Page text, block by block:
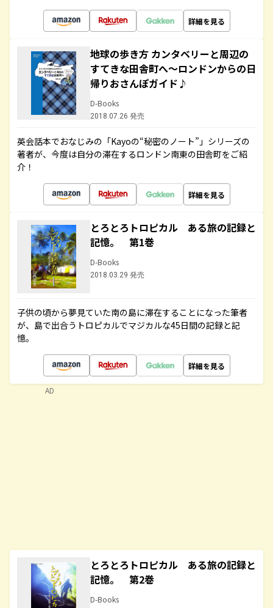
詳細を見る
地球の歩き方 カンタベリーと周辺の
すてきな田舎町へ～ロンドンからの日
帰りおさんぽガイド♪
D-Books
2018.07.26 発売
英会話本でおなじみの「Kayoの“秘密のノート”」シリーズの
著者が、今度は自分の滞在するロンドン南東の田舎町をご紹
介！
詳細を見る
とろとろトロピカル ある旅の記録と
記憶。 第1巻
D-Books
2018.03.29 発売
子供の頃から夢見ていた南の島に滞在することになった筆者
が、島で出合うトロピカルでマジカルな45日間の記録と記
憶。
詳細を見る
とろとろトロピカル ある旅の記録と
記憶。 第2巻
D-Books
AD